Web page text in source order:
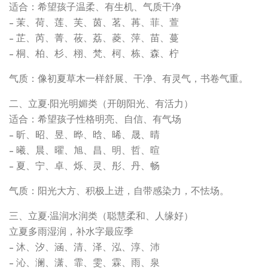
适合：希望孩子温柔、有生机、气质干净
- 茉、荷、莲、芙、茵、茗、苒、菲、萱
- 芷、芮、菁、莜、荔、菱、萍、苗、蔓
- 桐、柏、杉、栩、梵、柯、栋、森、柠
气质：像初夏草木一样舒展、干净、有灵气，书卷气重。
二、立夏·阳光明媚类（开朗阳光、有活力）
适合：希望孩子性格明亮、自信、有气场
- 昕、昭、昱、晔、晗、晞、晟、晴
- 曦、晨、曜、旭、昌、明、哲、暄
- 夏、宁、卓、烁、灵、彤、丹、畅
气质：阳光大方、积极上进，自带感染力，不怯场。
三、立夏·温润水润类（聪慧柔和、人缘好）
立夏多雨湿润，补水字最应季
- 沐、汐、涵、清、泽、泓、淳、沛
- 沁、澜、潇、霏、雯、霖、雨、泉